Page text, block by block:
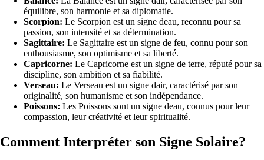
équilibre, son harmonie et sa diplomatie.
Scorpion: Le Scorpion est un signe deau, reconnu pour sa
passion, son intensité et sa détermination.
Sagittaire: Le Sagittaire est un signe de feu, connu pour son
enthousiasme, son optimisme et sa liberté.
Capricorne: Le Capricorne est un signe de terre, réputé pour sa
discipline, son ambition et sa fiabilité.
Verseau: Le Verseau est un signe dair, caractérisé par son
originalité, son humanisme et son indépendance.
Poissons: Les Poissons sont un signe deau, connus pour leur
compassion, leur créativité et leur spiritualité.
Comment Interpréter son Signe Solaire?